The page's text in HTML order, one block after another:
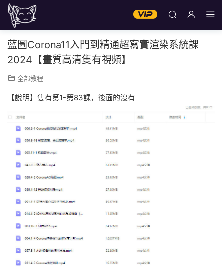
藍圖Corona11入門到精通超寫實渲染系統課
2024【畫質高清隻有視頻】
全部教程
【說明】隻有第1-第83課，後面的沒有